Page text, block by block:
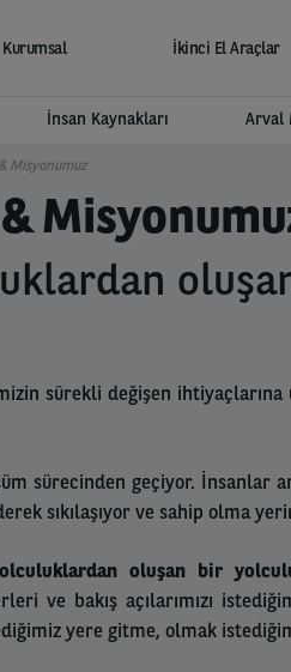
Kurumsal İkinci El Araçlar
İnsan Kaynakları Arval
Misyonumuz
sürekli değişen
sürecinden geçiyor.
sıkılaşıyor ve sahip olma
oluşan bir
ve bakış açılarımızı
yere gitme, olmak